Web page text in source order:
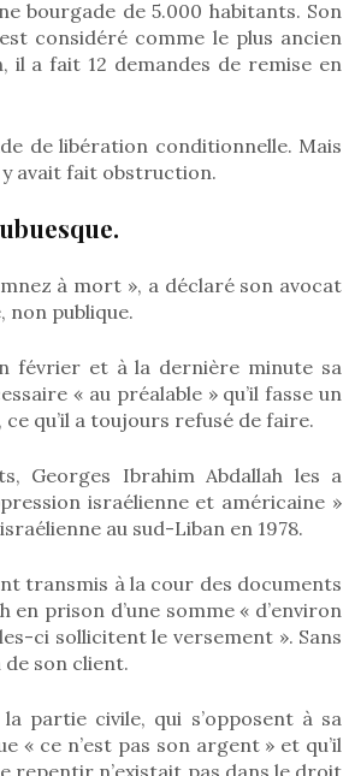
bourgade de 5.000 habitants. Son
considéré comme le plus ancien
il a fait 12 demandes de remise en
de libération conditionnelle. Mais
y avait fait obstruction.
à mort », a déclaré son avocat
non publique.
février et à la dernière minute sa
« au préalable » qu’il fasse un
qu’il a toujours refusé de faire.
Georges Ibrahim Abdallah les a
israélienne et américaine »
au sud-Liban en 1978.
transmis à la cour des documents
prison d’une somme « d’environ
ci sollicitent le versement ». Sans
de son client.
partie civile, qui s’opposent à sa
« ce n’est pas son argent » et qu’il
repentir n’existait pas dans le droit